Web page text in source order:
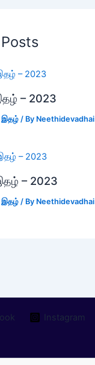
– 2023
இதழ் / By Neethidevadhai
– 2023
இதழ் / By Neethidevadhai
Instagram